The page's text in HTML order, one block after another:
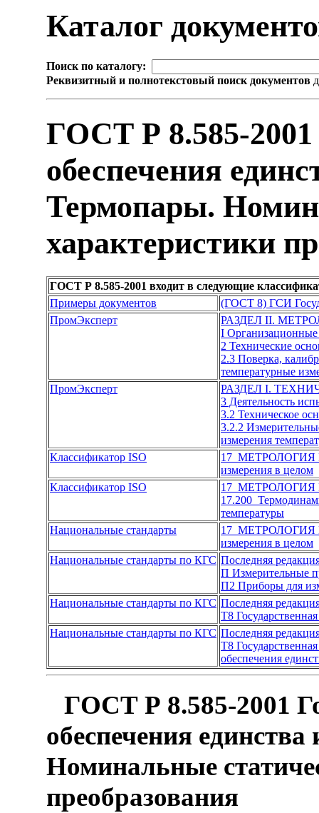
Каталог
Поиск по каталогу:
Реквизитный и полнотекстовый поиск документов
ГОСТ Р 8.585-2001
обеспечения
Термопары.
характеристики
ГОСТ Р 8.585-2001 входит в следующие
Примеры документов
(ГОСТ 8) ГСИ
ПромЭксперт
РАЗДЕЛ II.
I Организационные
2 Технические
2.3 Поверка,
температурные
ПромЭксперт
РАЗДЕЛ I.
3 Деятельность
3.2 Техническое
3.2.2
измерения
Классификатор ISO
17
измерения в целом
Классификатор ISO
17
17.200
температуры
Национальные стандарты
17
измерения в целом
Национальные стандарты по КГС Последняя
П Измерительные
П2 Приборы для
Национальные стандарты по КГС Последняя
Т8
Национальные стандарты по КГС Последняя
Т8
обеспечения
ГОСТ Р 8.585-2001
обеспечения
Номинальные
преобразования